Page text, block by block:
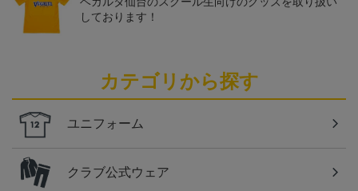
しております！
カテゴリから探す
ユニフォーム
クラブ公式ウェア